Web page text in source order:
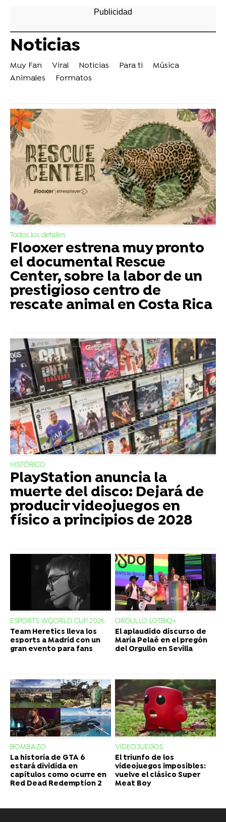
Noticias
Muy Fan Viral Noticias Para ti
Música
Animales
Formatos
Todos los detalles
Flooxer estrena muy pronto
el documental Rescue
Center, sobre la labor de un
prestigioso centro de
rescate animal en Costa Rica
HISTÓRICO
PlayStation anuncia la
muerte del disco: Dejará de
producir videojuegos en
físico a principios de 2028
ESPORTS WQORLD CUP 2026
Team Heretics lleva los
esports a Madrid con un
gran evento para fans
ORGULLO LGTBIQ+
El aplaudido discurso de
María Pelaé en el pregón
del Orgullo en Sevilla
BOMBAZO
La historia de GTA 6
estará dividida en
capítulos como ocurre en
Red Dead Redemption 2
VIDEOJUEGOS
El triunfo de los
videojuegos imposibles:
vuelve el clásico Super
Meat Boy